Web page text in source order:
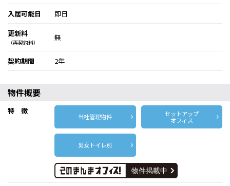
入居可能日
即日
更新料
（再契約料）
無
契約期間 2年
物件概要
特 徴
当社管理物件
セットアップ
オフィス
男女トイレ別